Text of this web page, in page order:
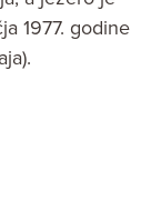
1977. godine